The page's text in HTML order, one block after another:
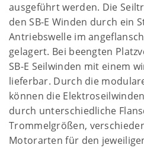
ausgeführt werden. Die
den SB-E Winden durch ein
Antriebswelle im
gelagert. Bei beengten
SB-E Seilwinden mit einem
lieferbar. Durch die
können die
durch unterschiedliche
Trommelgrößen,
Motorarten für den